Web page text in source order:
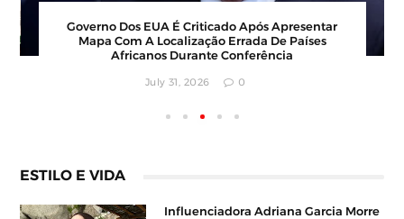
Governo Dos EUA É
Mapa Com A
Africanos
Viraliza Ao Atrair Clientes Com
E Faturamento Milionário
ESTILO E VIDA
Influenciadora Adriana Garcia Morre